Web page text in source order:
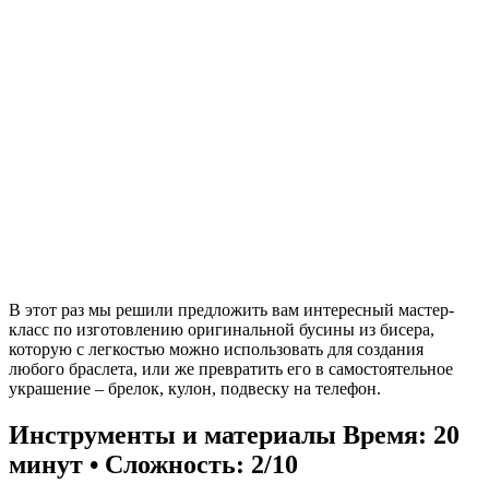
В этот раз мы решили предложить вам интересный мастер-
класс по изготовлению оригинальной бусины из бисера,
которую с легкостью можно использовать для создания
любого браслета, или же превратить его в самостоятельное
украшение – брелок, кулон, подвеску на телефон.
Инструменты и материалы Время: 20
минут • Сложность: 2/10